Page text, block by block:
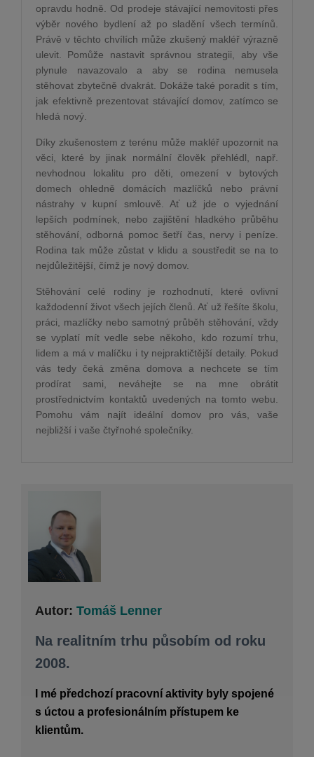
opravdu hodně. Od prodeje stávající nemovitosti přes
výběr nového bydlení až po sladění všech termínů.
Právě v těchto chvílích může zkušený makléř výrazně
ulevit. Pomůže nastavit správnou strategii, aby vše
plynule navazovalo a aby se rodina nemusela
stěhovat zbytečně dvakrát. Dokáže také poradit s tím,
jak efektivně prezentovat stávající domov, zatímco se
hledá nový.
Díky zkušenostem z terénu může makléř upozornit na
věci, které by jinak normální člověk přehlédl, např.
nevhodnou lokalitu pro děti, omezení v bytových
domech ohledně domácích mazlíčků nebo právní
nástrahy v kupní smlouvě. Ať už jde o vyjednání
lepších podmínek, nebo zajištění hladkého průběhu
stěhování, odborná pomoc šetří čas, nervy i peníze.
Rodina tak může zůstat v klidu a soustředit se na to
nejdůležitější, čímž je nový domov.
Stěhování celé rodiny je rozhodnutí, které ovlivní
každodenní život všech jejích členů. Ať už řešíte školu,
práci, mazlíčky nebo samotný průběh stěhování, vždy
se vyplatí mít vedle sebe někoho, kdo rozumí trhu,
lidem a má v malíčku i ty nejpraktičtější detaily. Pokud
vás tedy čeká změna domova a nechcete se tím
prodírat sami, neváhejte se na mne obrátit
prostřednictvím kontaktů uvedených na tomto webu.
Pomohu vám najít ideální domov pro vás, vaše
nejbližší i vaše čtyřnohé společníky.
Autor: Tomáš Lenner
Na realitním trhu působím od roku
2008.
I mé předchozí pracovní aktivity byly spojené
s úctou a profesionálním přístupem ke
klientům.